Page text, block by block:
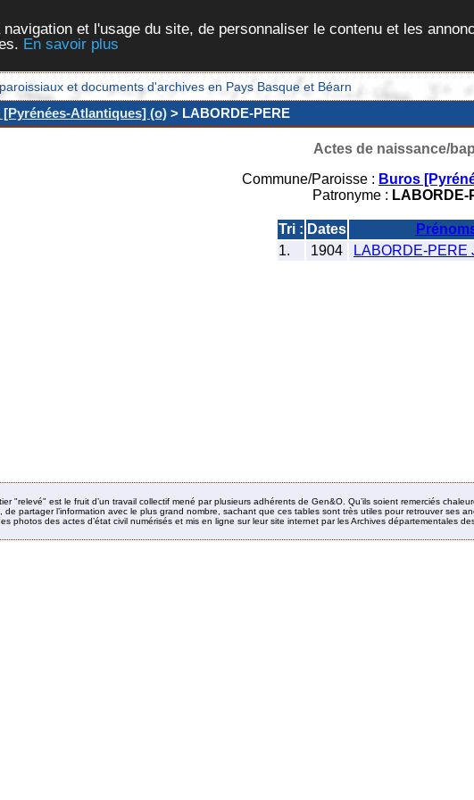
et l'usage du site, de personnaliser le contenu et les
En savoir plus
et documents d'archives en Pays Basque et Béarn
[Pyrénées-Atlantiques] (o) > LABORDE-PERE
Actes de naissance/
Commune/Paroisse : Buros
Patronyme : LABORDE-
Tri : Dates
1.
1904 LABORDE-PERE
"relevé" est le fruit d’un travail collectif mené par plusieurs adhérents de Gen&O. Qu’ils soient remerciés
de partager l’information avec le plus grand nombre, sachant que ces tables sont très utiles pour retrouver ses
photos des actes d’état civil numérisés et mis en ligne sur leur site internet par les Archives départementales